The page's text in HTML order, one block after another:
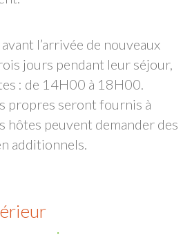
l’arrivée de nouveaux
jours pendant leur séjour,
: de 14H00 à 18H00.
propres seront fournis à
hôtes peuvent demander des
additionnels.